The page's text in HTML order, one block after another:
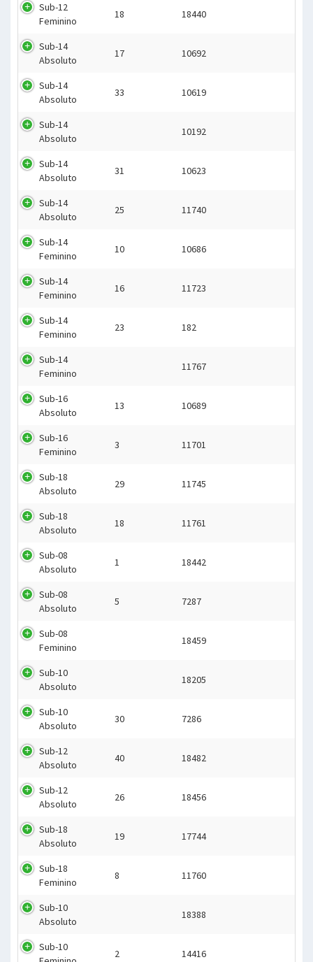
Sub-12
Feminino
18 18440
Sub-14
Absoluto
17 10692
Sub-14
Absoluto
33 10619
Sub-14
Absoluto
10192
Sub-14
Absoluto
31 10623
Sub-14
Absoluto
25 11740
Sub-14
Feminino
10 10686
Sub-14
Feminino
16 11723
Sub-14
Feminino
23 182
Sub-14
Feminino
11767
Sub-16
Absoluto
13 10689
Sub-16
Feminino
3 11701
Sub-18
Absoluto
29 11745
Sub-18
Absoluto
18 11761
Sub-08
Absoluto
1 18442
Sub-08
Absoluto
5 7287
Sub-08
Feminino
18459
Sub-10
Absoluto
18205
Sub-10
Absoluto
30 7286
Sub-12
Absoluto
40 18482
Sub-12
Absoluto
26 18456
Sub-18
Absoluto
19 17744
Sub-18
Feminino
8 11760
Sub-10
Absoluto
18388
Sub-10
2 14416